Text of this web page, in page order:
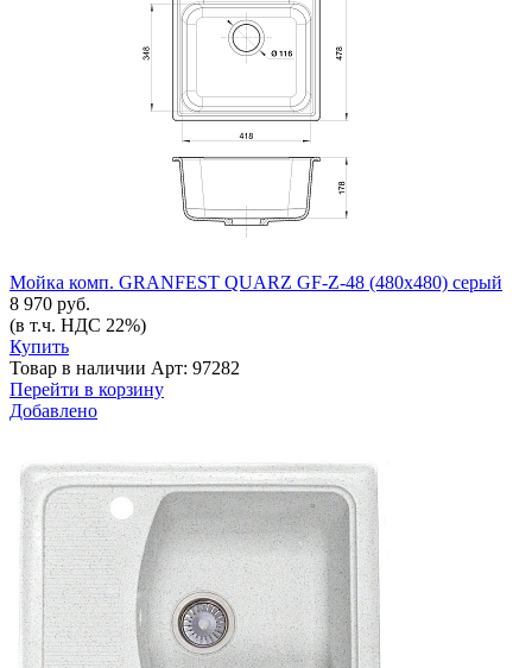
Мойка комп. GRANFEST QUARZ GF-Z-48 (480х480) серый
8 970 руб.
(в т.ч. НДС 22%)
Купить
Товар в наличии Арт: 97282
Перейти в корзину
Добавлено